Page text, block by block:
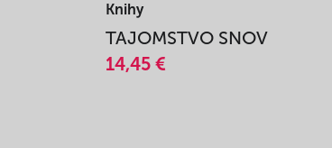
Knihy
TAJOMSTVO SNOV
14,45 €